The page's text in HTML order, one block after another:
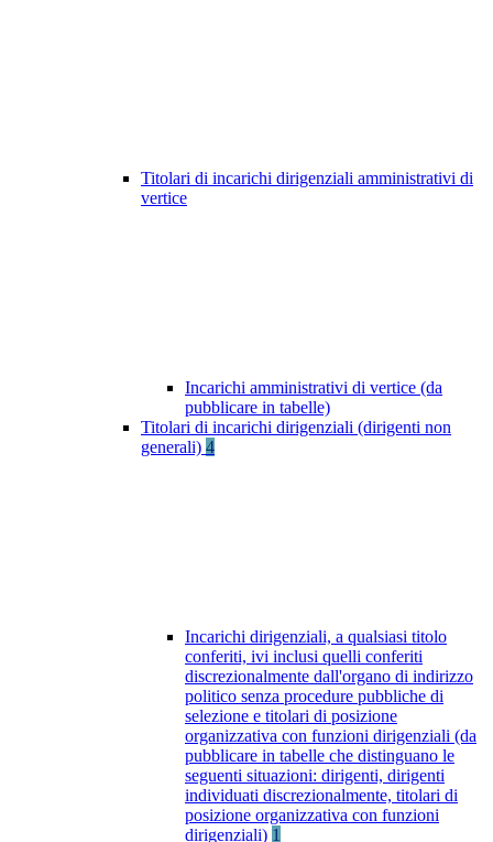
Titolari di incarichi dirigenziali amministrativi di
vertice
Incarichi amministrativi di vertice (da
pubblicare in tabelle)
Titolari di incarichi dirigenziali (dirigenti non
generali) 4
Incarichi dirigenziali, a qualsiasi titolo
conferiti, ivi inclusi quelli conferiti
discrezionalmente dall'organo di indirizzo
politico senza procedure pubbliche di
selezione e titolari di posizione
organizzativa con funzioni dirigenziali (da
pubblicare in tabelle che distinguano le
seguenti situazioni: dirigenti, dirigenti
individuati discrezionalmente, titolari di
posizione organizzativa con funzioni
dirigenziali) 1